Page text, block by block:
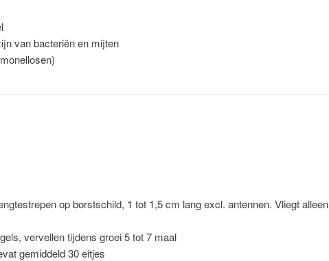
van bacteriën en mijten
op borstschild, 1 tot 1,5 cm lang excl. antennen. Vliegt alleen
vervellen tijdens groei 5 tot 7 maal
gemiddeld 30 eitjes